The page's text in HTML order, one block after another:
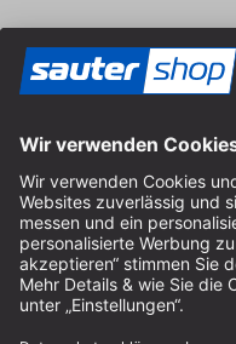
Impressum
AGB
Datenschutz
Cookie-Einstellungen